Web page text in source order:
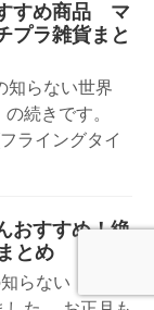
すめ商品 マ
プラ雑貨まと
知らない世界
続きです。
ライングタイ
おすすめ！絶
とめ
らない レト